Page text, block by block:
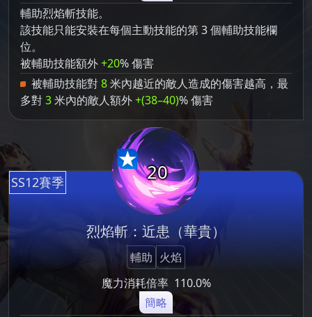
輔助烈焰斬技能。
該技能只能安裝在每個主動技能的第 3 個輔助技能欄
位。
被輔助技能額外+20% 傷害
被輔助技能對8米內越近的敵人造成的傷害越高，最
多對3米內的敵人額外+(38–40)% 傷害
SS12賽季 20
烈焰斬：近患（華貴）
輔助 火焰
魔力消耗倍率 110.0%
簡略